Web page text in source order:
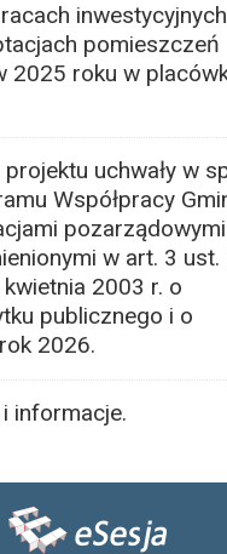
pomieszczeń
2025 roku w
uchwały w
Współpracy
w art. 3 ust.
2003 r. o
publicznego i o
2026.
informacje.